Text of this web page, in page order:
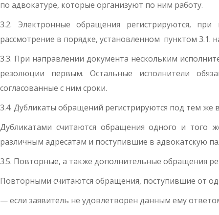
по адвокатуре, которые организуют по ним работу.
3.2. Электронные обращения регистрируются,
рассмотрение в порядке, установленном пунктом 3.1.
3.3. При направлении документа нескольким
резолюции первым. Остальные исполнители
согласованные с ним сроки.
3.4. Дубликаты обращений регистрируются под тем
Дубликатами считаются обращения одного и
различным адресатам и поступившие в адвокатскую
3.5. Повторные, а также дополнительные обращения
Повторными считаются обращения, поступившие от
— если заявитель не удовлетворен данным ему